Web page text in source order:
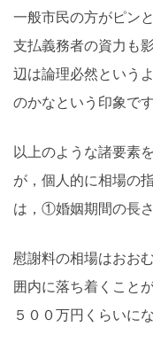
一般市民の方がピン
支払義務者の資力も
辺は論理必然という
のかなという印象です
以上のような諸要素
が，個人的に相場の
は，①婚姻期間の長さ
慰謝料の相場はおお
囲内に落ち着くこと
５００万円くらいに